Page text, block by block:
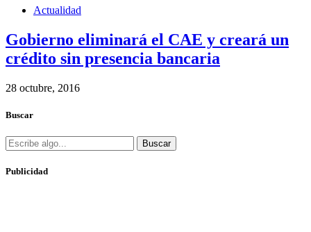
Actualidad
Gobierno eliminará el CAE y creará un
crédito sin presencia bancaria
28 octubre, 2016
Buscar
Buscar
Publicidad